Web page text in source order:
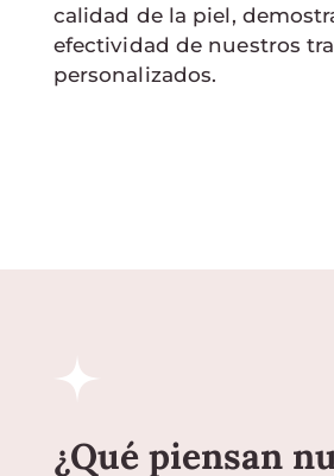
calidad de la piel,
efectividad de nuestros
personalizados.
¿Qué piensan